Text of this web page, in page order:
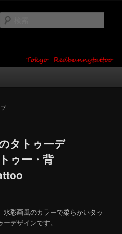
ジオ 吉祥寺 Red
ゥーデザイン・タ
彫り・ワンポイント・girl tattoo）
タトゥーデ
ゥー・背
彩画風のカラーで柔らかいタッ
デザインです。